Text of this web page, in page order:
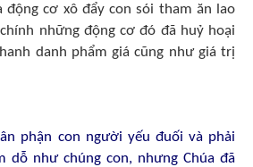
động cơ xô đẩy con sói tham ăn lao
những động cơ đó đã huỷ hoại
danh phẩm giá cũng như giá trị
phận con người yếu đuối và phải
dỗ như chúng con, nhưng Chúa đã